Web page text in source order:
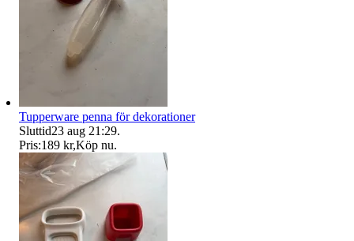
Tupperware penna för dekorationer
Sluttid23 aug 21:29.
Pris:189 kr,Köp nu.